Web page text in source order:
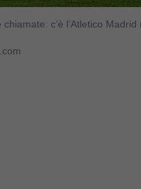
c’è l’Atletico Madrid